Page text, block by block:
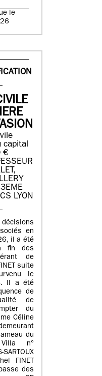
le
capital
€
LYON
en
il a été
fin des
de
suite
le
Il a été
de
de
du
Céline
du
n°
FINET
des